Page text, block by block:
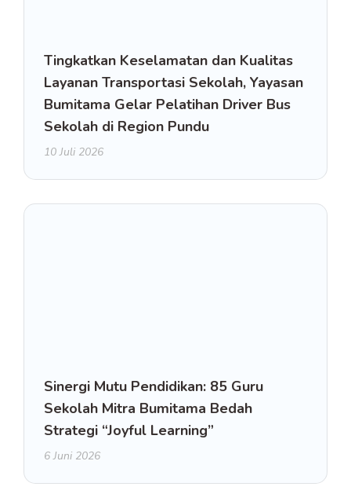
Tingkatkan Keselamatan dan Kualitas
Layanan Transportasi Sekolah, Yayasan
Bumitama Gelar Pelatihan Driver Bus
Sekolah di Region Pundu
10 Juli 2026
Sinergi Mutu Pendidikan: 85 Guru
Sekolah Mitra Bumitama Bedah
Strategi “Joyful Learning”
6 Juni 2026